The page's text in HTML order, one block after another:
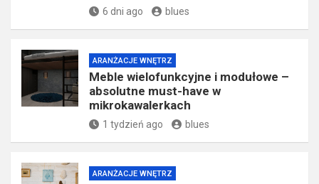
6 dni ago blues
ARANŻACJE WNĘTRZ
Meble wielofunkcyjne i modułowe –
absolutne must-have w
mikrokawalerkach
1 tydzień ago blues
ARANŻACJE WNĘTRZ